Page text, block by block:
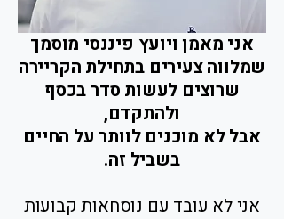
אני מאמן ויועץ פיננסי מוסמך
שמלווה צעירים בתחילת הקריירה
שרוצים לעשות סדר בכסף
ולהתקדם,
אבל לא מוכנים לוותר על החיים
בשביל זה.
אני לא עובד עם נוסחאות קבועות